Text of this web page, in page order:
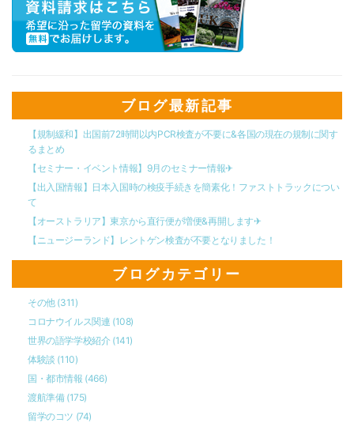
ブログ最新記事
【規制緩和】出国前72時間以内PCR検査が不要に&各国の現在の規制に関す
るまとめ
【セミナー・イベント情報】9月のセミナー情報✈︎
【出入国情報】日本入国時の検疫手続きを簡素化！ファストトラックについ
て
【オーストラリア】東京から直行便が増便&再開します✈︎
【ニュージーランド】レントゲン検査が不要となりました！
ブログカテゴリー
その他 (311)
コロナウイルス関連 (108)
世界の語学学校紹介 (141)
体験談 (110)
国・都市情報 (466)
渡航準備 (175)
留学のコツ (74)